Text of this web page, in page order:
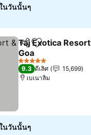
นวันนั้นๆ
แชร์ เพิ่มในรายการ
Taj Exotica
Goa
5 ดาว
9.3 ดีเลิศ
15,699
เบเนาลิม
นวันนั้นๆ